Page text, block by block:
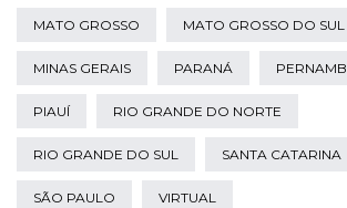
MATO GROSSO MATO GROSSO DO SUL
MINAS GERAIS PARANÁ
PIAUÍ RIO GRANDE DO NORTE
RIO GRANDE DO SUL SANTA CATARINA
SÃO PAULO VIRTUAL